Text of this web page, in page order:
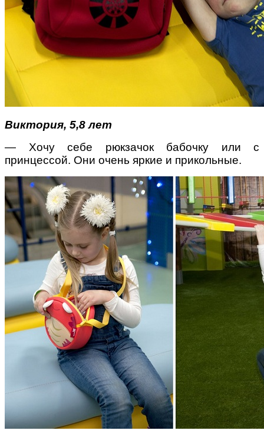
Виктория, 5,8 лет
— Хочу себе рюкзачок бабочку или с
принцессой. Они очень яркие и прикольные.